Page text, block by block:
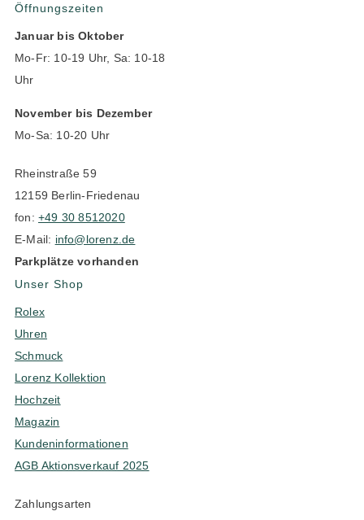
Öffnungszeiten
Januar bis Oktober
Mo-Fr: 10-19 Uhr, Sa: 10-18
Uhr
November bis Dezember
Mo-Sa: 10-20 Uhr
Rheinstraße 59
12159 Berlin-Friedenau
fon: +49 30 8512020
E-Mail: info@lorenz.de
Parkplätze vorhanden
Unser Shop
Rolex
Uhren
Schmuck
Lorenz Kollektion
Hochzeit
Magazin
Kundeninformationen
AGB Aktionsverkauf 2025
Zahlungsarten